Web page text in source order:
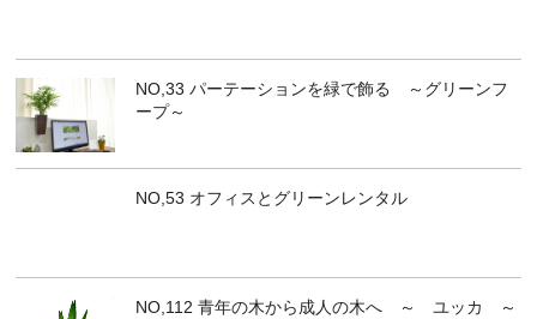
NO,33 パーテーションを緑で飾る ～グリーンフ
ープ～
NO,53 オフィスとグリーンレンタル
NO,112 青年の木から成人の木へ ～ ユッカ ～